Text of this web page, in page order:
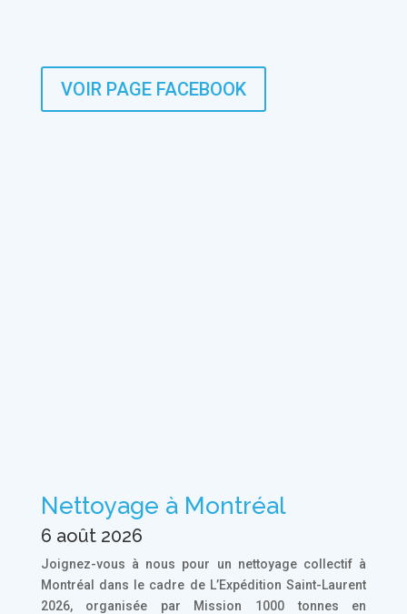
VOIR PAGE FACEBOOK
Nettoyage à Montréal
6 août 2026
Joignez-vous à nous pour un nettoyage collectif à
Montréal dans le cadre de L’Expédition Saint-Laurent
2026, organisée par Mission 1000 tonnes en